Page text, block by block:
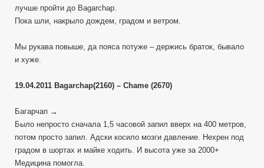
лучше пройти до Bagarchap.
Пока шли, накрыло дождем, градом и ветром.
Мы рукава повыше, да пояса потуже – держись браток, бывало
и хуже.
19.04.2011 Bagarchap(2160) – Chame (2670)
Багарчап →
Было непросто сначала 1,5 часовой запил вверх на 400 метров,
потом просто запил. Адски косило мозги давление. Нехрен под
градом в шортах и майке ходить. И высота уже за 2000+
Медицина помогла.